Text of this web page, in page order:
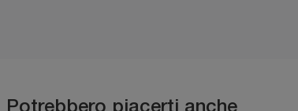
Potrebbero piacerti anche